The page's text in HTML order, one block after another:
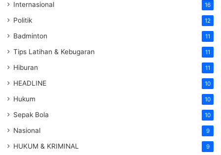
Internasional 16
Politik 12
Badminton 11
Tips Latihan & Kebugaran 11
Hiburan 11
HEADLINE 10
Hukum 10
Sepak Bola 10
Nasional 9
HUKUM & KRIMINAL 9